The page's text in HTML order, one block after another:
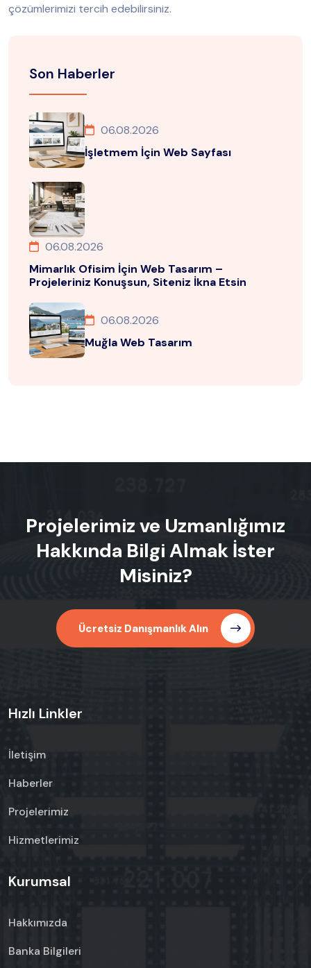
çözümlerimizi tercih edebilirsiniz.
Son Haberler
06.08.2026
İşletmem İçin Web Sayfası
06.08.2026
Mimarlık Ofisim İçin Web Tasarım –
Projeleriniz Konuşsun, Siteniz İkna Etsin
06.08.2026
Muğla Web Tasarım
Projelerimiz ve Uzmanlığımız
Hakkında Bilgi Almak İster
Misiniz?
Ücretsiz Danışmanlık Alın
Hızlı Linkler
İletişim
Haberler
Projelerimiz
Hizmetlerimiz
Kurumsal
Hakkımızda
Banka Bilgileri